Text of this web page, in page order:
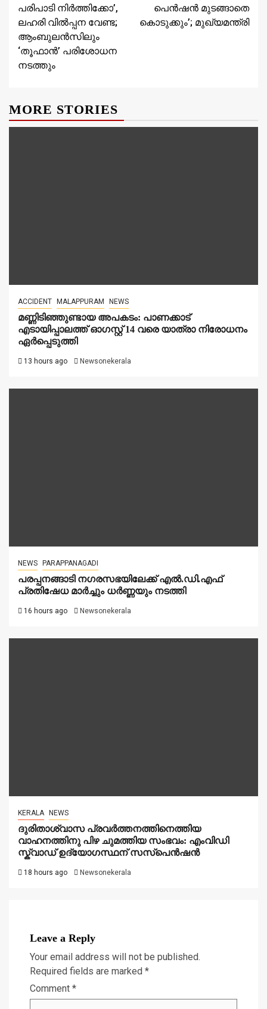
പരിപാടി നിർത്തിക്കോ’,
ലഹരി വിൽപ്പന വേണ്ട;
ആംബുലൻസിലും
‘തൂഫാൻ’ പരിശോധന
നടത്തും
പെൻഷൻ മുടങ്ങാതെ
കൊടുക്കും’; മുഖ്യമന്ത്രി
MORE STORIES
ACCIDENT MALAPPURAM NEWS
മണ്ണിടിഞ്ഞുണ്ടായ അപകടം: പാണക്കാട്
എടായിപ്പാലത്ത് ഓഗസ്റ്റ് 14 വരെ യാത്രാ നിരോധനം
ഏര്‍പ്പെടുത്തി
13 hours ago Newsonekerala
NEWS PARAPPANAGADI
പരപ്പനങ്ങാടി നഗരസഭയിലേക്ക് എൽ.ഡി.എഫ്
പ്രതിഷേധ മാർച്ചും ധർണ്ണയും നടത്തി
16 hours ago Newsonekerala
KERALA NEWS
ദുരിതാശ്വാസ പ്രവർത്തനത്തിനെത്തിയ
വാഹനത്തിനു പിഴ ചുമത്തിയ സംഭവം: എംവിഡി
സ്ക്വാഡ് ഉദ്യോഗസ്ഥന് സസ്പെൻഷൻ
18 hours ago Newsonekerala
Leave a Reply
Your email address will not be published.
Required fields are marked *
Comment *